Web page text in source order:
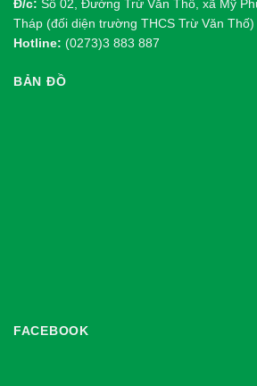
Đ/c: Số 02, Đường Trừ Văn Thố, xã Mỹ
Tháp (đối diện trường THCS Trừ Văn Thố)
Hotline: (0273)3 883 887
BẢN ĐỒ
FACEBOOK